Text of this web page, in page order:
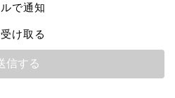
で通知
け取る